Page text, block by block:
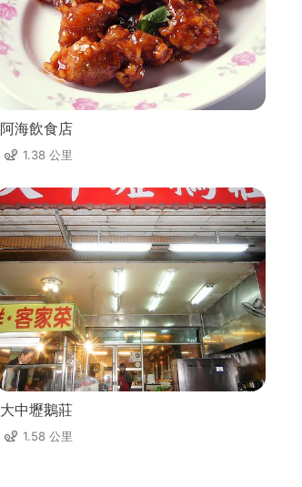
阿海飲食店
1.38 公里
大中壢鵝莊
1.58 公里